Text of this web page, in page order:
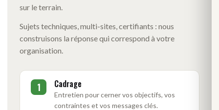
sur le terrain.
Sujets techniques, multi-sites, certifiants : nous
construisons la réponse qui correspond à votre
organisation.
1 Cadrage
Entretien pour cerner vos objectifs, vos
contraintes et vos messages clés.